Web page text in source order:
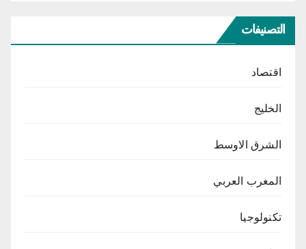
التصنيفات
اقتصاد
الخليج
الشرق الاوسط
المغرب العربي
تكنولوجيا